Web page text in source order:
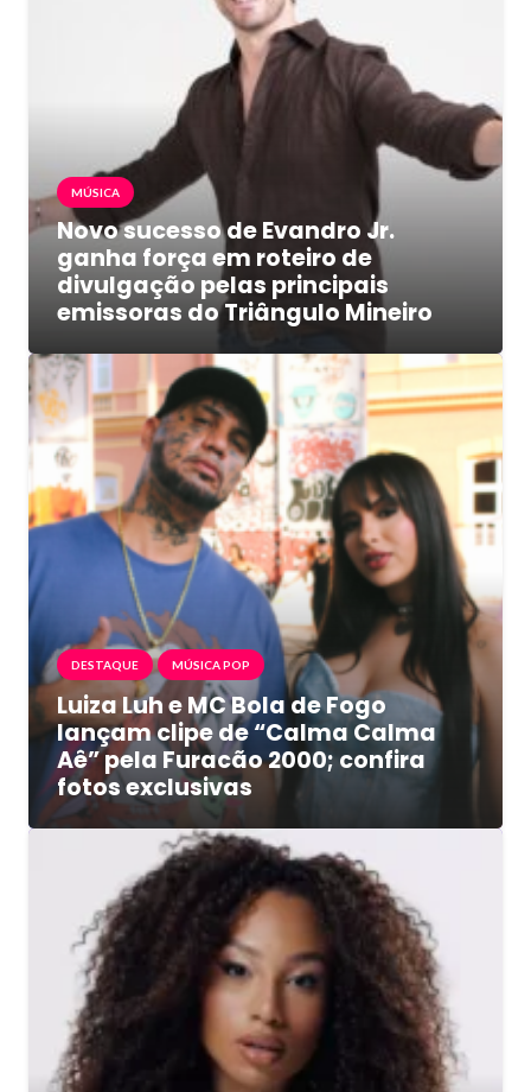
MÚSICA
Novo sucesso de Evandro Jr.
ganha força em roteiro de
divulgação pelas principais
emissoras do Triângulo Mineiro
DESTAQUE MÚSICA POP
Luiza Luh e MC Bola de Fogo
lançam clipe de “Calma Calma
Aê” pela Furacão 2000; confira
fotos exclusivas